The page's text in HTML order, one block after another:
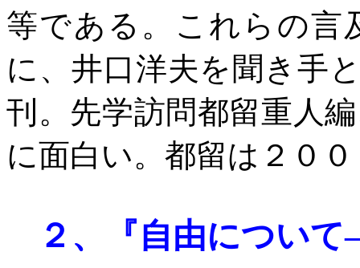
等である。これらの言
に、井口洋夫を聞き手
刊。先学訪問都留重人
に面白い。都留は２０
２、 『自由につい